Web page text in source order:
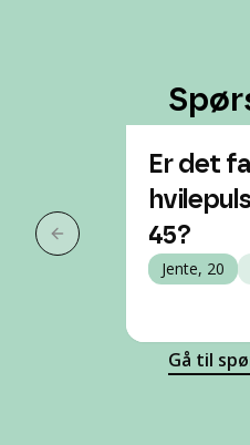
Forrige slide
Er det
45?
Jente, 20
Gå til